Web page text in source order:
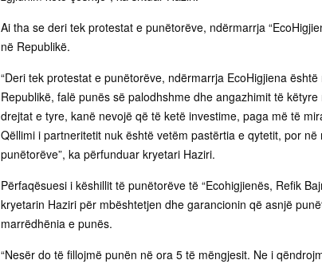
Ai tha se deri tek protestat e punëtorëve, ndërmarrja
në Republikë.
“Deri tek protestat e punëtorëve, ndërmarrja EcoHigjiena
Republikë, falë punës së palodhshme dhe angazhimit të
drejtat e tyre, kanë nevojë që të ketë investime, paga më të
Qëllimi i partneritetit nuk është vetëm pastërtia e qytetit, por
punëtorëve”, ka përfunduar kryetari Haziri.
Përfaqësuesi i këshillit të punëtorëve të “Ecohigjienës, Refik
kryetarin Haziri për mbështetjen dhe garancionin që asnjë
marrëdhënia e punës.
“Nesër do të fillojmë punën në ora 5 të mëngjesit. Ne i